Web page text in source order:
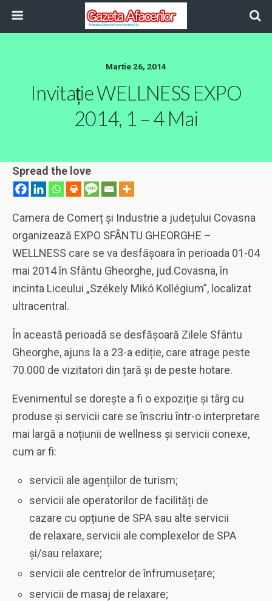
Martie 26, 2014
Invitație WELLNESS EXPO
2014, 1 – 4 Mai
Spread the love
Camera de Comerț și Industrie a județului Covasna
organizează EXPO SFÂNTU GHEORGHE –
WELLNESS care se va desfășoara în perioada 01-04
mai 2014 în Sfântu Gheorghe, jud.Covasna, în
incinta Liceului „Székely Mikó Kollégium”, localizat
ultracentral.
În această perioadă se desfășoară Zilele Sfântu
Gheorghe, ajuns la a 23-a ediție, care atrage peste
70.000 de vizitatori din țară și de peste hotare.
Evenimentul se dorește a fi o expoziție și târg cu
produse și servicii care se înscriu într-o interpretare
mai largă a noțiunii de wellness și servicii conexe,
cum ar fi:
servicii ale agențiilor de turism;
servicii ale operatorilor de facilități de
cazare cu opțiune de SPA sau alte servicii
de relaxare, servicii ale complexelor de SPA
și/sau relaxare;
servicii ale centrelor de înfrumusețare;
servicii de masaj de relaxare;